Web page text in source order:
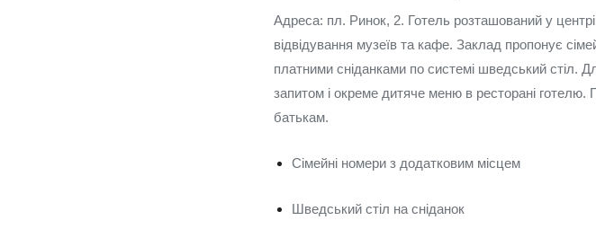
Адреса: пл. Ринок, 2. Готель розташований у
відвідування музеїв та кафе. Заклад пропонує
платними сніданками по системі шведський стіл.
запитом і окреме дитяче меню в ресторані
батькам.
Сімейні номери з додатковим місцем
Шведський стіл на сніданок